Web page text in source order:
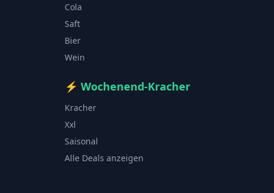
Cola
Saft
Bier
Wein
⚡ Wochenend-Kracher
Kracher
Xxl
Saisonal
Alle Deals anzeigen